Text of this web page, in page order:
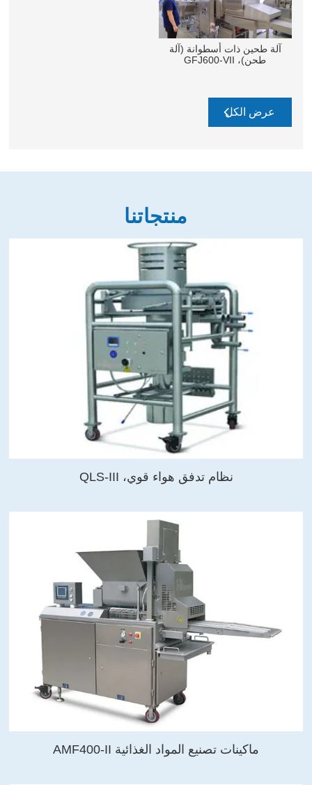
آلة طحين ذات أسطوانة (آلة
طحن)، GFJ600-VII
عرض الكل
منتجاتنا
نظام تدفق هواء قوي، QLS-III
ماكينات تصنيع المواد الغذائية AMF400-II